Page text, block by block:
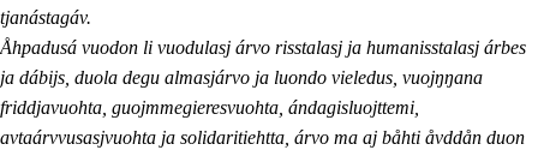
tjanástagáv.
Åhpadusá vuodon li vuodulasj árvo risstalasj ja humanisstalasj árbes
ja dábijs, duola degu almasjárvo ja luondo vieledus, vuojŋŋana
friddjavuohta, guojmmegieresvuohta, ándagisluojttemi,
avtaárvvusasjvuohta ja solidaritiehtta, árvo ma aj båhti åvddån duon